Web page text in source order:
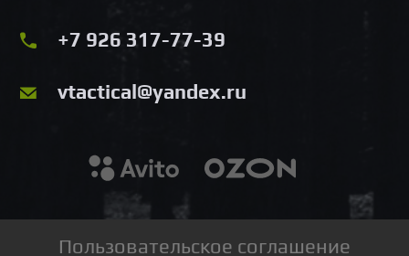
+7 926 317-77-39
vtactical@yandex.ru
Пользовательское соглашение